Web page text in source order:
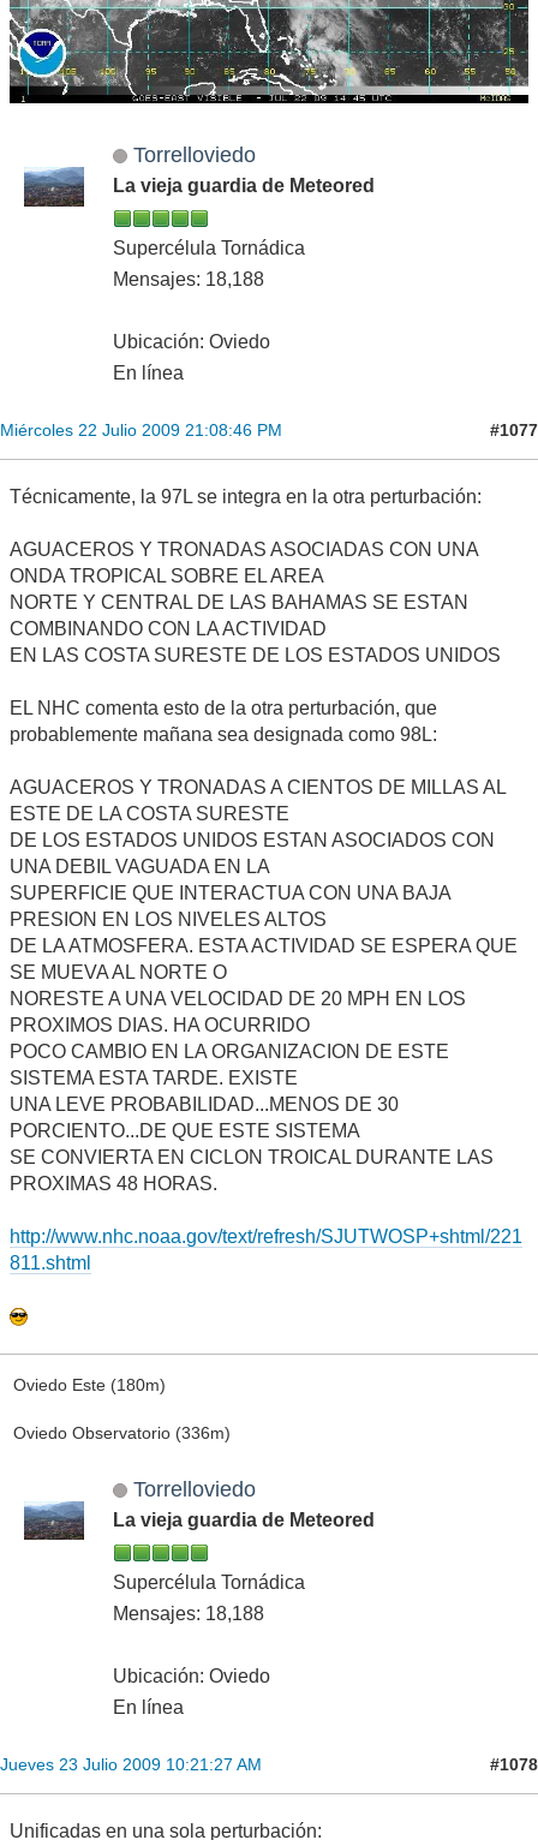
Torrelloviedo
La vieja guardia de Meteored
Supercélula Tornádica
Mensajes: 18,188
Ubicación: Oviedo
En línea
Miércoles 22 Julio 2009 21:08:46 PM #1077
Técnicamente, la 97L se integra en la otra perturbación:
AGUACEROS Y TRONADAS ASOCIADAS CON UNA
ONDA TROPICAL SOBRE EL AREA
NORTE Y CENTRAL DE LAS BAHAMAS SE ESTAN
COMBINANDO CON LA ACTIVIDAD
EN LAS COSTA SURESTE DE LOS ESTADOS UNIDOS
EL NHC comenta esto de la otra perturbación, que
probablemente mañana sea designada como 98L:
AGUACEROS Y TRONADAS A CIENTOS DE MILLAS AL
ESTE DE LA COSTA SURESTE
DE LOS ESTADOS UNIDOS ESTAN ASOCIADOS CON
UNA DEBIL VAGUADA EN LA
SUPERFICIE QUE INTERACTUA CON UNA BAJA
PRESION EN LOS NIVELES ALTOS
DE LA ATMOSFERA. ESTA ACTIVIDAD SE ESPERA QUE
SE MUEVA AL NORTE O
NORESTE A UNA VELOCIDAD DE 20 MPH EN LOS
PROXIMOS DIAS. HA OCURRIDO
POCO CAMBIO EN LA ORGANIZACION DE ESTE
SISTEMA ESTA TARDE. EXISTE
UNA LEVE PROBABILIDAD...MENOS DE 30
PORCIENTO...DE QUE ESTE SISTEMA
SE CONVIERTA EN CICLON TROICAL DURANTE LAS
PROXIMAS 48 HORAS.
http://www.nhc.noaa.gov/text/refresh/SJUTWOSP+shtml/221
811.shtml
Oviedo Este (180m)
Oviedo Observatorio (336m)
Torrelloviedo
La vieja guardia de Meteored
Supercélula Tornádica
Mensajes: 18,188
Ubicación: Oviedo
En línea
Jueves 23 Julio 2009 10:21:27 AM #1078
Unificadas en una sola perturbación: